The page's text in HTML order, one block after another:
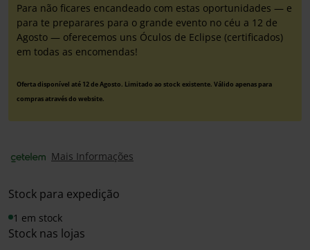
Para não ficares encandeado com estas oportunidades — e
para te preparares para o grande evento no céu a 12 de
Agosto — oferecemos uns Óculos de Eclipse (certificados)
em todas as encomendas!
Oferta disponível até 12 de Agosto. Limitado ao stock existente. Válido apenas para
compras através do website.
Mais Informações
Stock para expedição
1 em stock
Stock nas lojas